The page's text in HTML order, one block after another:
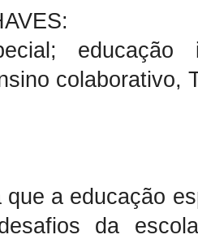
educação
colaborativo,
que a educação
da